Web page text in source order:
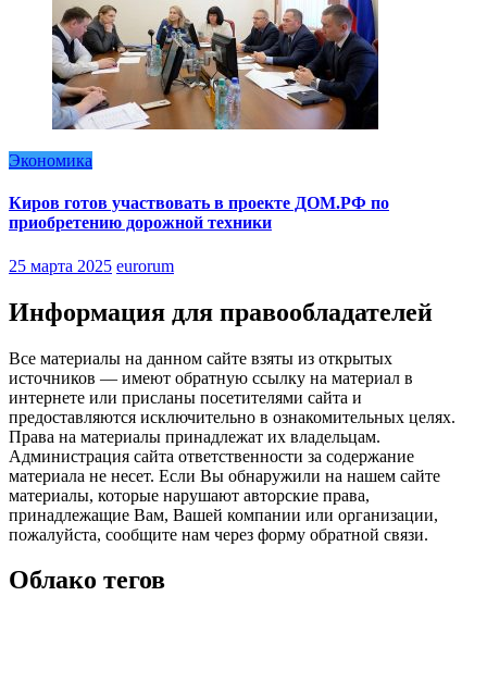
Экономика
Киров готов участвовать в проекте ДОМ.РФ по
приобретению дорожной техники
25 марта 2025 eurorum
Информация для правообладателей
Все материалы на данном сайте взяты из открытых
источников — имеют обратную ссылку на материал в
интернете или присланы посетителями сайта и
предоставляются исключительно в ознакомительных целях.
Права на материалы принадлежат их владельцам.
Администрация сайта ответственности за содержание
материала не несет. Если Вы обнаружили на нашем сайте
материалы, которые нарушают авторские права,
принадлежащие Вам, Вашей компании или организации,
пожалуйста, сообщите нам через форму обратной связи.
Облако тегов